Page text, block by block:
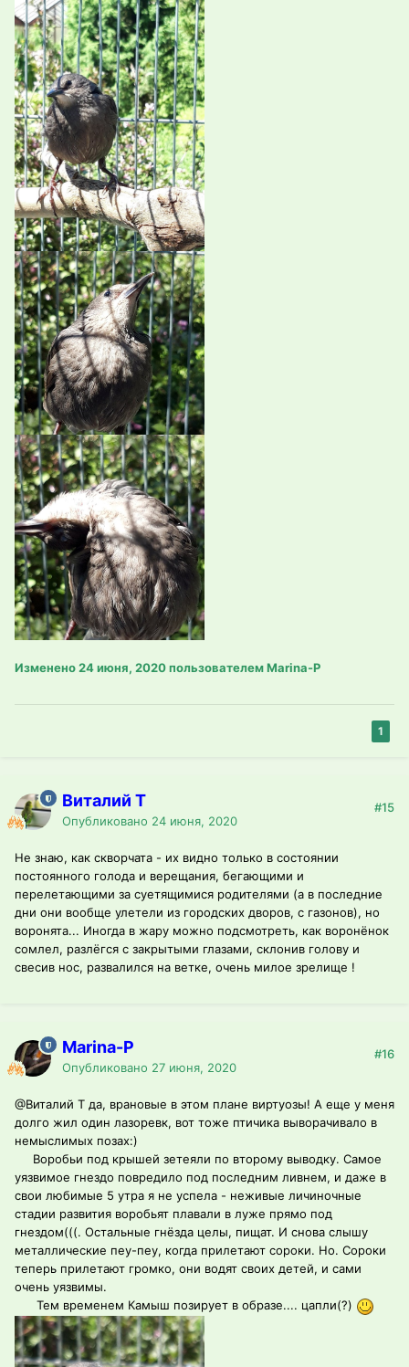
Изменено24 июня, 2020пользователем Marina-P
1
Виталий T
Опубликовано 24 июня, 2020
#15
Не знаю, как скворчата - их видно только в состоянии
постоянного голода и верещания, бегающими и
перелетающими за суетящимися родителями (а в последние
дни они вообще улетели из городских дворов, с газонов), но
воронята... Иногда в жару можно подсмотреть, как воронёнок
сомлел, разлёгся с закрытыми глазами, склонив голову и
свесив нос, развалился на ветке, очень милое зрелище !
Marina-P
Опубликовано 27 июня, 2020
#16
@Виталий T да, врановые в этом плане виртуозы! А еще у меня
долго жил один лазоревк, вот тоже птичика выворачивало в
немыслимых позах:)
Воробьи под крышей зетеяли по второму выводку. Самое
уязвимое гнездо повредило под последним ливнем, и даже в
свои любимые 5 утра я не успела - неживые личиночные
стадии развития воробьят плавали в луже прямо под
гнездом(((. Остальные гнёзда целы, пищат. И снова слышу
металлические пеу-пеу, когда прилетают сороки. Но. Сороки
теперь прилетают громко, они водят своих детей, и сами
очень уязвимы.
Тем временем Камыш позирует в образе.... цапли(?)